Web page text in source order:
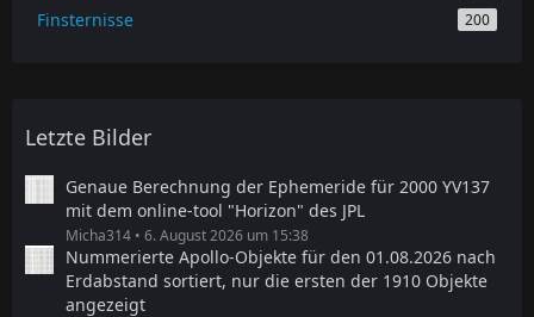
Finsternisse 200
Letzte Bilder
Genaue Berechnung der Ephemeride für 2000 YV137
mit dem online-tool "Horizon" des JPL
Micha314 6. August 2026 um 15:38
Nummerierte Apollo-Objekte für den 01.08.2026 nach
Erdabstand sortiert, nur die ersten der 1910 Objekte
angezeigt